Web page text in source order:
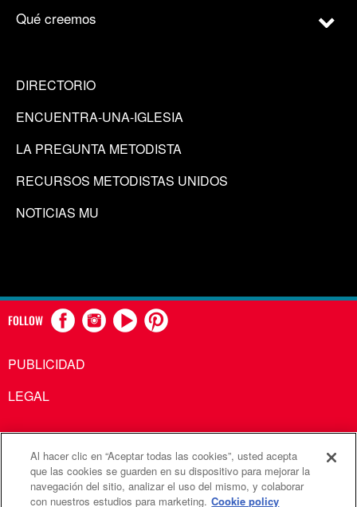
Qué creemos
DIRECTORIO
ENCUENTRA-UNA-IGLESIA
LA PREGUNTA METODISTA
RECURSOS METODISTAS UNIDOS
NOTICIAS MU
FOLLOW
PUBLICIDAD
LEGAL
Comunicaciones Metodistas Unidas es una agencia de la
Iglesia Metodista Unida
Al hacer clic en “Aceptar todas las cookies”, usted acepta
que las cookies se guarden en su dispositivo para mejorar la
navegación del sitio, analizar el uso del mismo, y colaborar
con nuestros estudios para marketing. Cookie policy